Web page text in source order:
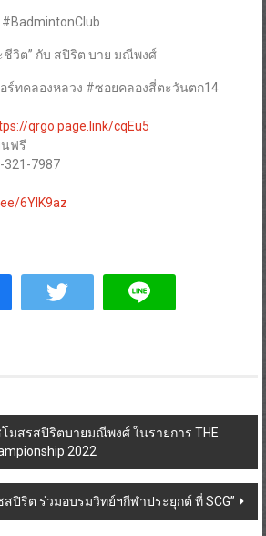
ชีวิต” กับ สปิริต บาย มณีพงศ์
ร์ทคลองหลวง #ซอยคลองสี่ตะวันตก14
qrgo.page.link/cqEu5
นฟรี
7987
6YIK9az
มสรสปิริตบายมณีพงศ์ ในรายการ THE
2022
สปิริต ร่วมอบรมวิทย์ฯกีฬาประยุกต์ ที่ SCG”